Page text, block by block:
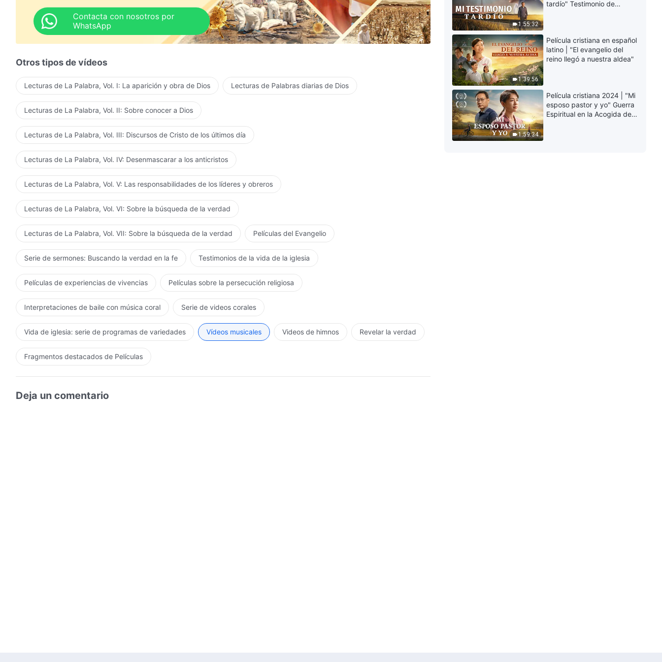
6:31
camino de la humanidad para
entrar al reposo
6:16
Música cristiana | La
consecuencia de no aceptar al
Cristo de los últimos días
3:05
Música cristiana | Dios decide el
final del hombre con base en si
posee la verdad
recibiendo placer de Tu castigo y juicio. Esta es Tu mejor bendición, Tu mayor gracia.
de La Palabra, Vol. I. La aparición y obra de Dios. Las experiencias de Pedro: su conocimiento del castigo y del juicio
Contacta con nosotros por
WhatsApp
Otros tipos de vídeos
Lecturas de La Palabra, Vol. I: La aparición y obra de Dios Lecturas de Palabras diarias de Dios
Lecturas de La Palabra, Vol. II: Sobre conocer a Dios
Lecturas de La Palabra, Vol. III: Discursos de Cristo de los últimos día
Lecturas de La Palabra, Vol. IV: Desenmascarar a los anticristos
Lecturas de La Palabra, Vol. V: Las responsabilidades de los líderes y obreros
Lecturas de La Palabra, Vol. VI: Sobre la búsqueda de la verdad
Lecturas de La Palabra, Vol. VII: Sobre la búsqueda de la verdad Películas del Evangelio
Serie de sermones: Buscando la verdad en la fe Testimonios de la vida de la iglesia
Películas de experiencias de vivencias Películas sobre la persecución religiosa
Interpretaciones de baile con música coral Serie de videos corales
Vida de iglesia: serie de programas de variedades Vídeos musicales Videos de himnos Revelar la verdad
Fragmentos destacados de Películas
Deja un comentario
1:55:32
tardío" Testimonio de
1:39:56
Película cristiana en español
latino | "El evangelio del
reino llegó a nuestra aldea"
1:59:34
Película cristiana 2024 | "Mi
esposo pastor y yo" Guerra
Espiritual en la Acogida del